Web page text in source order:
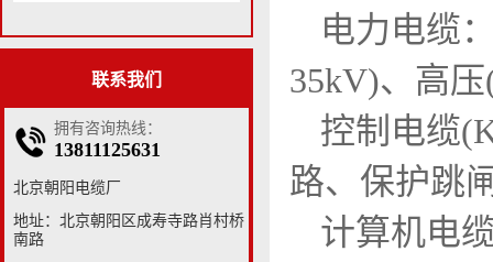
联系我们
拥有咨询热线：
13811125631
北京朝阳电缆厂
地址：北京朝阳区成寿寺路肖村桥
南路
电力电缆
35kV)、高
控制电缆
路、保护跳
计算机电